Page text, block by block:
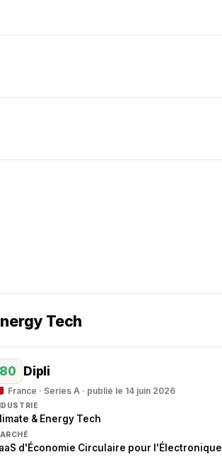
Tech
80 Dipli
France · Series A · publié le 14 juin 2026
& Energy Tech
d'Économie Circulaire pour l'Électronique